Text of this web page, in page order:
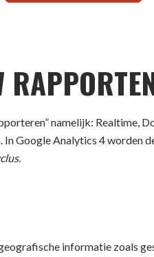
namelijk: Realtime,
In Google Analytics 4 worden
.
informatie zoals